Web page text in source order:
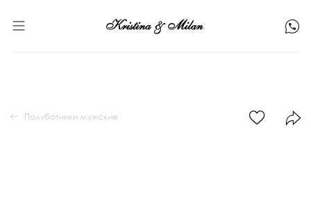
Полуботинки мужские